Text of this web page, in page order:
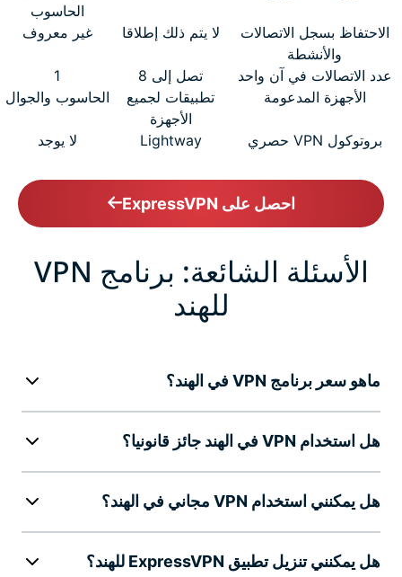
الحاسوب
الاحتفاظ بسجل الاتصالات
والأنشطة
لا يتم ذلك إطلاقا غير معروف
عدد الاتصالات في آن واحد تصل إلى 8
1
الأجهزة المدعومة
تطبيقات لجميع
الأجهزة
الحاسوب والجوال
بروتوكول VPN حصري Lightway لا يوجد
احصل على ExpressVPN
الأسئلة الشائعة: برنامج VPN
للهند
ماهو سعر برنامج VPN في الهند؟
هل استخدام VPN في الهند جائز قانونيا؟
هل يمكنني استخدام VPN مجاني في الهند؟
هل يمكنني تنزيل تطبيق ExpressVPN للهند؟